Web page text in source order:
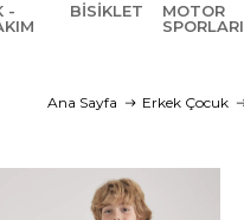
-
BISIKLET
MOTOR
SPORLARI
Ana Sayfa Erkek Çocuk